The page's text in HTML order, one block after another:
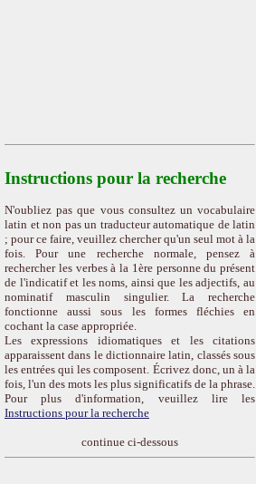
Instructions pour la recherche
N'oubliez pas que vous consultez un vocabulaire
latin et non pas un traducteur automatique de latin
; pour ce faire, veuillez chercher qu'un seul mot à la
fois. Pour une recherche normale, pensez à
rechercher les verbes à la 1ère personne du présent
de l'indicatif et les noms, ainsi que les adjectifs, au
nominatif masculin singulier. La recherche
fonctionne aussi sous les formes fléchies en
cochant la case appropriée.
Les expressions idiomatiques et les citations
apparaissent dans le dictionnaire latin, classés sous
les entrées qui les composent. Écrivez donc, un à la
fois, l'un des mots les plus significatifs de la phrase.
Pour plus d'information, veuillez lire les
Instructions pour la recherche
continue ci-dessous